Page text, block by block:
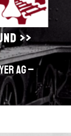
>>
AG –